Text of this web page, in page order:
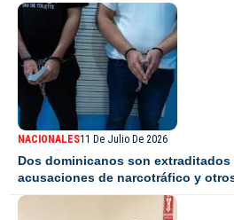
NACIONALES11 De Julio De 2026
Dos dominicanos son extraditados
acusaciones de narcotráfico y